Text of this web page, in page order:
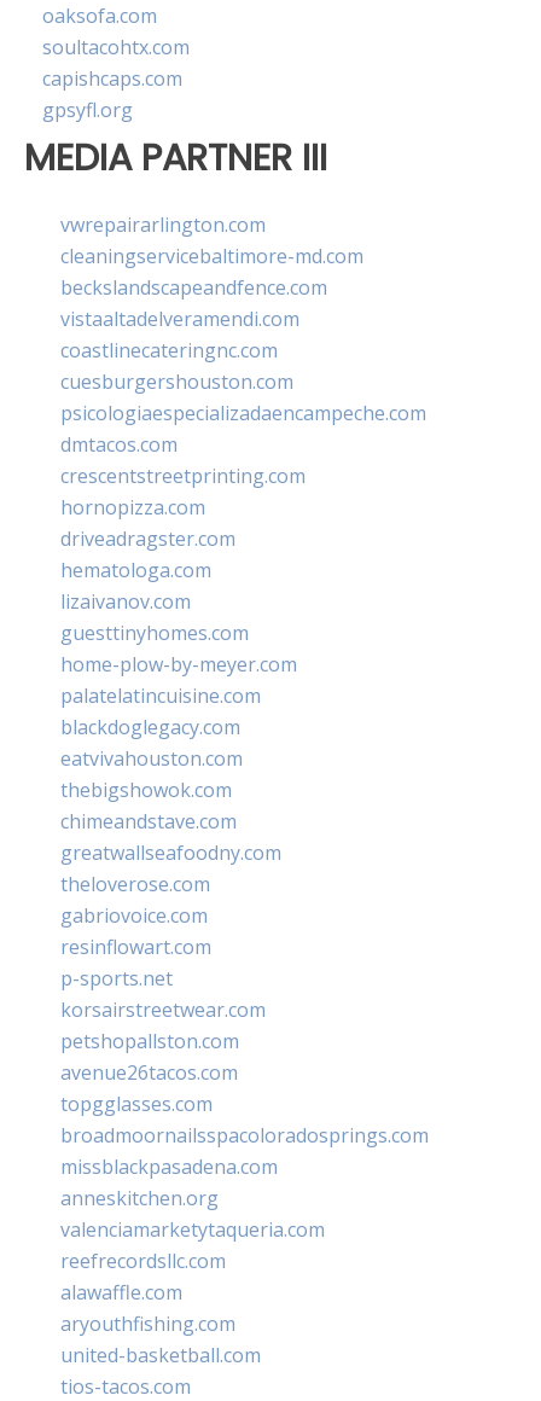
oaksofa.com
soultacohtx.com
capishcaps.com
gpsyfl.org
MEDIA PARTNER III
vwrepairarlington.com
cleaningservicebaltimore-md.com
beckslandscapeandfence.com
vistaaltadelveramendi.com
coastlinecateringnc.com
cuesburgershouston.com
psicologiaespecializadaencampeche.com
dmtacos.com
crescentstreetprinting.com
hornopizza.com
driveadragster.com
hematologa.com
lizaivanov.com
guesttinyhomes.com
home-plow-by-meyer.com
palatelatincuisine.com
blackdoglegacy.com
eatvivahouston.com
thebigshowok.com
chimeandstave.com
greatwallseafoodny.com
theloverose.com
gabriovoice.com
resinflowart.com
p-sports.net
korsairstreetwear.com
petshopallston.com
avenue26tacos.com
topgglasses.com
broadmoornailsspacoloradosprings.com
missblackpasadena.com
anneskitchen.org
valenciamarketytaqueria.com
reefrecordsllc.com
alawaffle.com
aryouthfishing.com
united-basketball.com
tios-tacos.com